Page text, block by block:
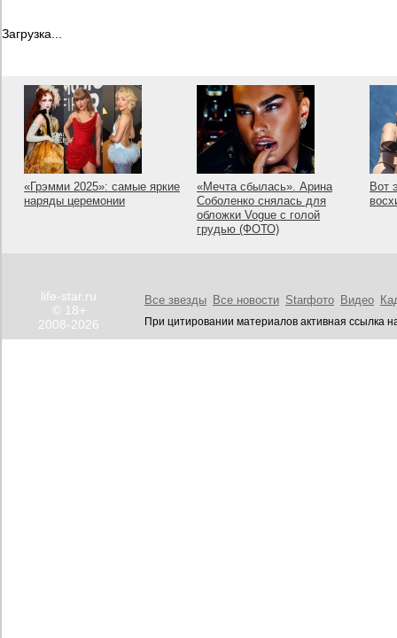
Загрузка...
«Грэмми 2025»: самые яркие
наряды церемонии
«Мечта сбылась». Арина
Соболенко снялась для
обложки Vogue с голой
грудью (ФОТО)
Вот
life-star.ru
© 18+
2008-2026
Все звезды Все новости Starфото Видео
При цитировании материалов активная ссылка